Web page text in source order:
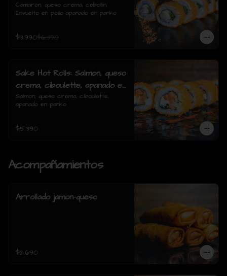
Envuelto en pollo apanado en
panko
Camarón, queso crema, cebollín,
Envuelto en pollo apanado en panko
$3.990$6.390
Sake Hot Rolls: Salmon, queso
crema, ciboulette, apanado en
panko
Salmon, queso crema, ciboulette,
apanado en panko
$5.390
Acompañamientos
Arrollado jamon-queso
$2.690